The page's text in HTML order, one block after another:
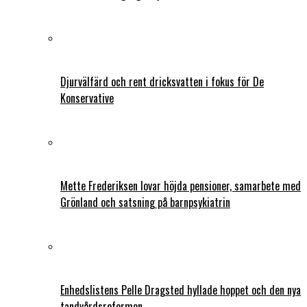
Djurvälfärd och rent dricksvatten i fokus för De
Konservative
Mette Frederiksen lovar höjda pensioner, samarbete med
Grönland och satsning på barnpsykiatrin
Enhedslistens Pelle Dragsted hyllade hoppet och den nya